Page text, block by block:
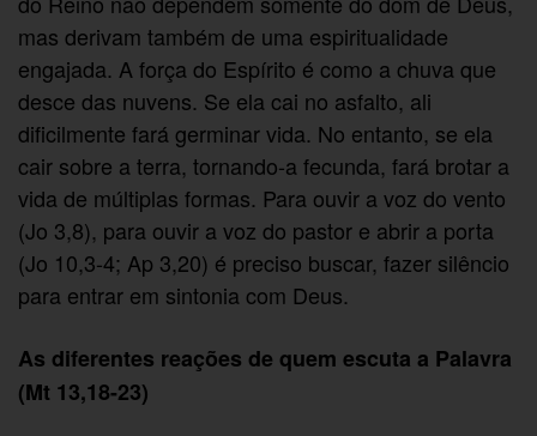
mas derivam também de uma espiritualidade
engajada. A força do Espírito é como a chuva que
desce das nuvens. Se ela cai no asfalto, ali
dificilmente fará germinar vida. No entanto, se ela
cair sobre a terra, tornando-a fecunda, fará brotar a
vida de múltiplas formas. Para ouvir a voz do vento
(Jo 3,8), para ouvir a voz do pastor e abrir a porta
(Jo 10,3-4; Ap 3,20) é preciso buscar, fazer silêncio
para entrar em sintonia com Deus.
As diferentes reações de quem escuta a Palavra
(Mt 13,18-23)